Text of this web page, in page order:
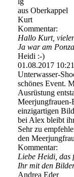
aus Oberkappel
Kurt
Kommentar:
Hallo Kurt,
Ja war am
Heidi :-)
01.08.2017
Unterwasser-
schönes Event.
Ausrüstung
Meerjungfrauen-­
einzigartigen
bei Alex bleibt
Sehr zu
den
Kommentar:
Liebe Heidi, das
Ihr mit den
Andrea Eder